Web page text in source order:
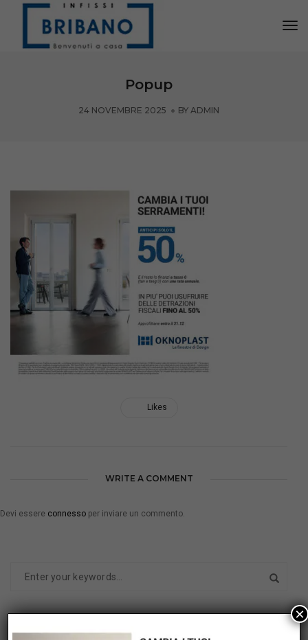
Popup
24 NOVEMBRE 2025 BY ADMIN
Likes
WRITE A COMMENT
Devi essere connesso per inviare un commento.
COMMENTI RECENTI ×